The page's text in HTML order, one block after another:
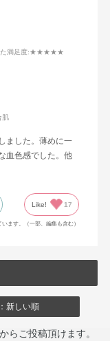
満足度:★★★★★
肌
ました。薄めに一
血色感でした。他
Like! 17
ます。（一部、編集も含む）
新しい順
らご投稿頂けます。